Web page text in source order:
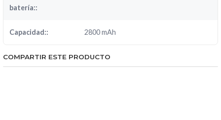
batería::
Capacidad:: 2800 mAh
COMPARTIR ESTE PRODUCTO